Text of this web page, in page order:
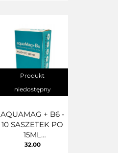
Produkt
niedostępny
AQUAMAG + B6 -
10 SASZETEK PO
15ML
BIOFARMACJA
32.00